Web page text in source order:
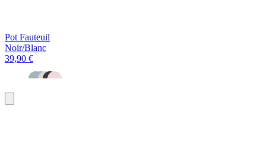
Pot Fauteuil
Noir/Blanc
39,90 €
au